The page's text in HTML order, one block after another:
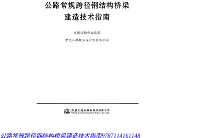
公路常规跨径钢结构桥梁建造技术指南9787114161148